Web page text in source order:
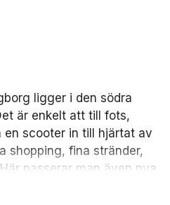
ligger i den södra
är enkelt att till fots,
scooter in till hjärtat av
shopping, fina stränder,
passerar man även nya
båten ”turar” över till